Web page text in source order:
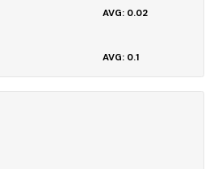
0.02
0.1